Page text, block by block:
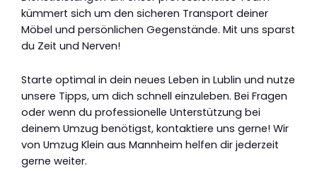
kümmert sich um den sicheren Transport deiner
Möbel und persönlichen Gegenstände. Mit uns sparst
du Zeit und Nerven!
Starte optimal in dein neues Leben in Lublin und nutze
unsere Tipps, um dich schnell einzuleben. Bei Fragen
oder wenn du professionelle Unterstützung bei
deinem Umzug benötigst, kontaktiere uns gerne! Wir
von Umzug Klein aus Mannheim helfen dir jederzeit
gerne weiter.